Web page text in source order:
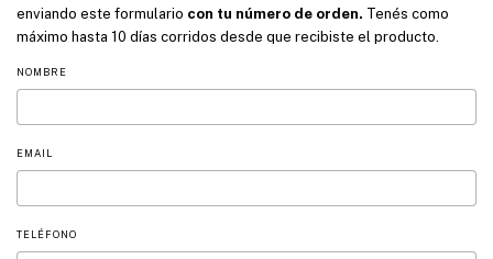
enviando este formulario con tu número de orden. Tenés como
máximo hasta 10 días corridos desde que recibiste el producto.
NOMBRE
EMAIL
TELÉFONO